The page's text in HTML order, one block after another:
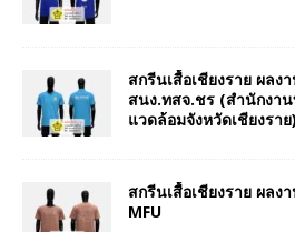
สกรีนเสื้อเชียงราย ผลง
สนง.ทสจ.ชร (สำนักงา
แวดล้อมจังหวัดเชียงราย)
สกรีนเสื้อเชียงราย ผลง
MFU